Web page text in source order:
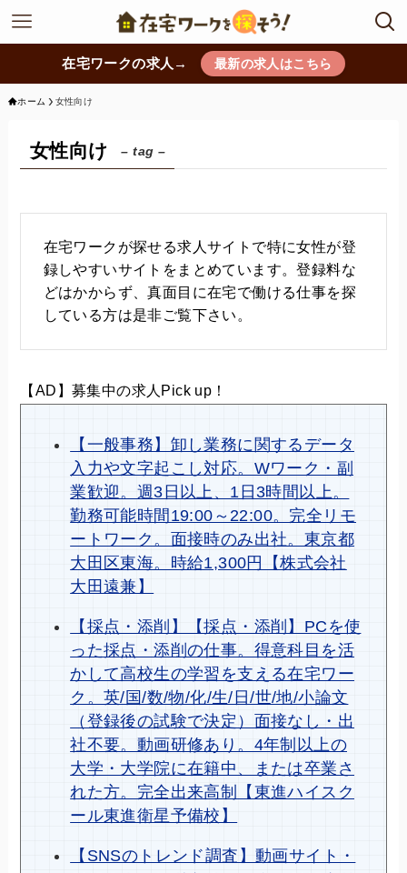
在宅ワークの求人→ 最新の求人はこちら
ホーム 女性向け
女性向け – tag –
在宅ワークが探せる求人サイトで特に女性が登
録しやすいサイトをまとめています。登録料な
どはかからず、真面目に在宅で働ける仕事を探
している方は是非ご覧下さい。
【AD】募集中の求人Pick up！
【一般事務】卸し業務に関するデータ
入力や文字起こし対応。Wワーク・副
業歓迎。週3日以上、1日3時間以上。
勤務可能時間19:00～22:00。完全リモ
ートワーク。面接時のみ出社。東京都
大田区東海。時給1,300円【株式会社
大田遠兼】
【採点・添削】【採点・添削】PCを使
った採点・添削の仕事。得意科目を活
かして高校生の学習を支える在宅ワー
ク。英/国/数/物/化/生/日/世/地/小論文
（登録後の試験で決定）面接なし・出
社不要。動画研修あり。4年制以上の
大学・大学院に在籍中、または卒業さ
れた方。完全出来高制【東進ハイスク
ール東進衛星予備校】
【SNSのトレンド調査】動画サイト・